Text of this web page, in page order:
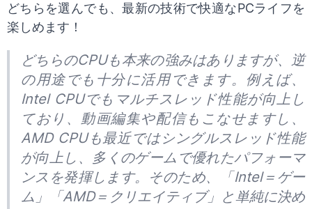
どちらを選んでも、最新の技術で快適なPCライフを
楽しめます！
どちらのCPUも本来の強みはありますが、逆
の用途でも十分に活用できます。例えば、
Intel CPUでもマルチスレッド性能が向上し
ており、動画編集や配信もこなせますし、
AMD CPUも最近ではシングルスレッド性能
が向上し、多くのゲームで優れたパフォーマ
ンスを発揮します。そのため、「Intel＝ゲー
ム」「AMD＝クリエイティブ」と単純に決め